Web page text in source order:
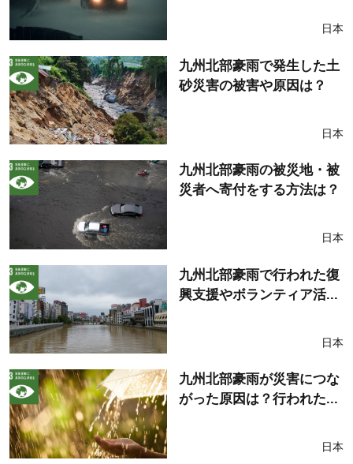
日本
九州北部豪雨で発生した土
砂災害の被害や原因は？
日本
九州北部豪雨の被災地・被
災者へ寄付をする方法は？
日本
九州北部豪雨で行われた復
興支援やボランティア活...
日本
九州北部豪雨が災害につな
がった原因は？行われた...
日本